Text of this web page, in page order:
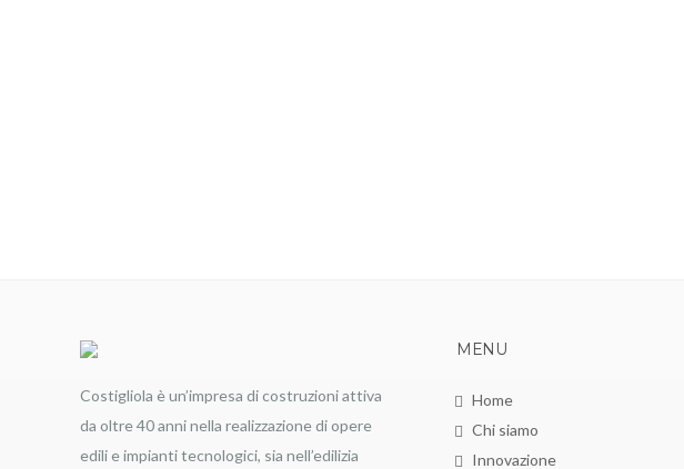
Costigliola è un’impresa di costruzioni attiva
da oltre 40 anni nella realizzazione di opere
edili e impianti tecnologici, sia nell’edilizia
MENU
Home
Chi siamo
Innovazione